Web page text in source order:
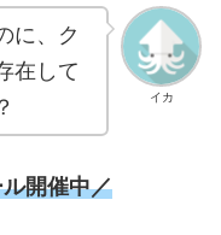
イカ
に、ク
在して
開催中／